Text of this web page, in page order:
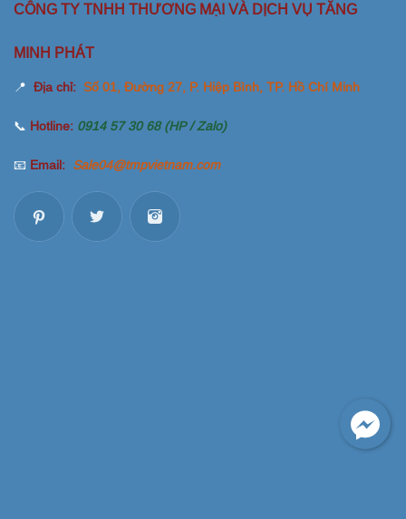
CÔNG TY TNHH THƯƠNG MẠI VÀ DỊCH VỤ TĂNG
MINH PHÁT
📍 Địa chỉ: Số 01, Đường 27, P. Hiệp Bình, TP. Hồ Chí Minh
📞 Hotline: 0914 57 30 68 (HP / Zalo)
📧 Email: Sale04@tmpvietnam.com